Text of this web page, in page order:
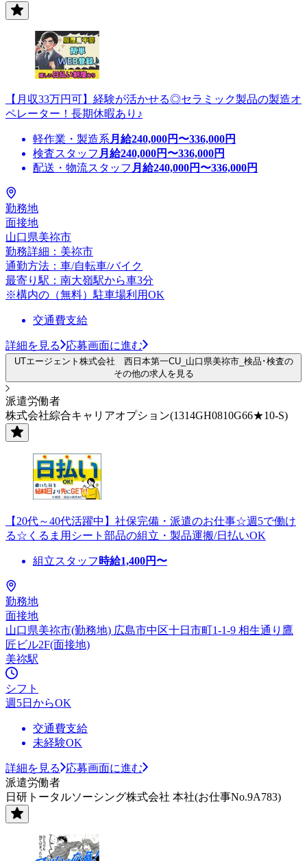
【月収33万円可】経験が活かせる◎セラミック製品の製造オ
ペレーター！長期休暇あり♪
軽作業・製造系 月給240,000円〜336,000円
検査スタッフ 月給240,000円〜336,000円
配送・物流スタッフ 月給240,000円〜336,000円
勤務地
面接地
山口県美祢市
勤務詳細：美祢市
通勤方法：車/自転車/バイク
最寄り駅：南大嶺駅から車3分
※構内の（無料）駐車場利用OK
交通費支給
詳細を見る 応募画面に進む
UTエージェント株式会社 西日本第一CU_山口県美祢市_検品･検査の
その他の求人を見る
派遣労働者
株式会社綜合キャリアオプション(1314GH0810G66★10-S)
【20代～40代活躍中】社保完備・派遣のお仕事☆週5で働け
る☆くるま用シート部品の組立・製品運搬/日払いOK
組立スタッフ 時給1,400円〜
勤務地
面接地
山口県美祢市(勤務地) 広島市中区十日市町1-1-9 相生通り鷹
匠ビル2F(面接地)
美祢駅
シフト
週5日からOK
交通費支給
未経験OK
詳細を見る
応募画面に進む
派遣労働者
日研トータルソーシング株式会社 本社(お仕事No.9A783)